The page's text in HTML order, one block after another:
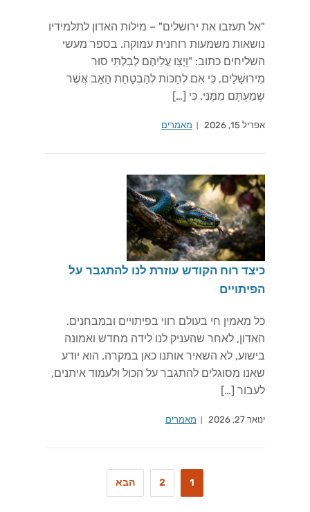
"אל תעזבו את ירושלים" – מילות האדון לתלמידיו
נושאות משמעות רוחנית עמוקה. בספר מעשי
השליחים כתוב: "וַיְצַו עֲלֵיהֶם לְבִלְתִּי סוּר
מִירוּשָׁלַיִם, כִּי אִם לְחַכּוֹת לְהַבְטָחַת הָאָב אֲשֶׁר
שְׁמַעְתֶּם מִמֶּנִּי. כִּי […]
אפריל 15, 2026 מאמרים
כיצד רוח הקודש עוזרת לנו להתגבר על
הפיתויים
כל מאמין חי בעולם רווי בפיתויים ובמבחנים.
האדון, לאחר שהעניק לנו לידה מחדש ואמונה
בישוע, לא השאיר אותנו כאן במקרה. הוא יודע
שאנו מסוגלים להתגבר על הכול ולעמוד איתנים,
לעבור […]
ינואר 27, 2026 מאמרים
1
2 הבא